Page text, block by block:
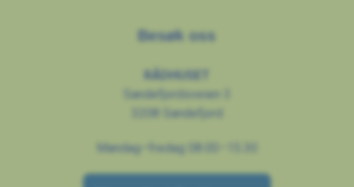
Besøk oss
Sandefjordsveien 3
3208 Sandefjord
Mandag–fredag 08.00–15.30